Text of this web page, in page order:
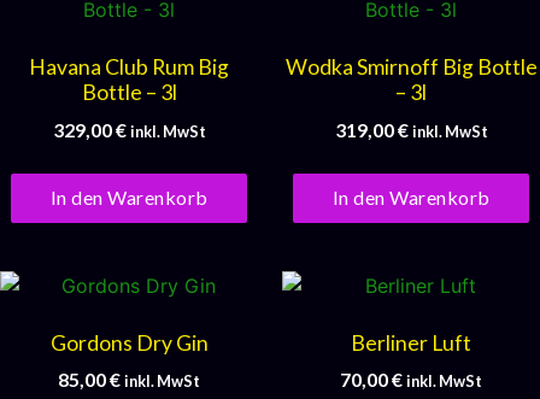
Havana Club Rum Big
Bottle – 3l
329,00€ inkl. MwSt
In den Warenkorb
Wodka Smirnoff Big Bottle
– 3l
319,00€ inkl. MwSt
In den Warenkorb
Gordons Dry Gin
85,00€inkl. MwSt
Berliner Luft
70,00€inkl. MwSt